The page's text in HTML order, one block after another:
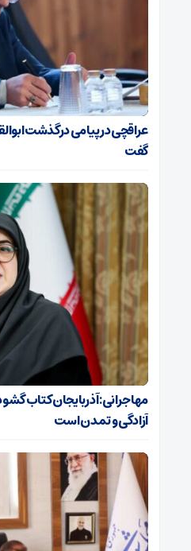
عراقچی در پیامی درگذشت
گفت
مهاجرانی: آذربایجان کتاب
آزادگی و تمدن است